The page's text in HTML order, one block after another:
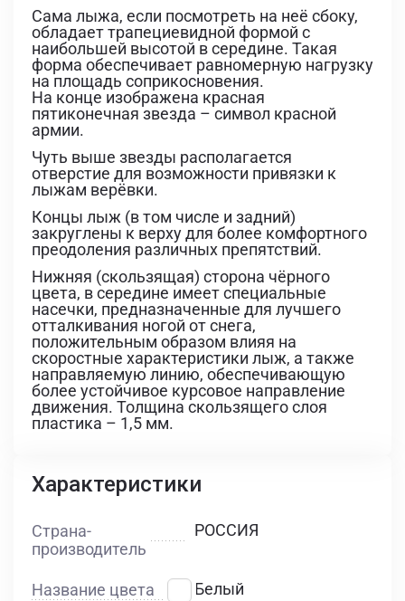
Сама лыжа, если посмотреть на неё сбоку,
обладает трапециевидной формой с
наибольшей высотой в середине. Такая
форма обеспечивает равномерную нагрузку
на площадь соприкосновения.
На конце изображена красная
пятиконечная звезда – символ красной
армии.
Чуть выше звезды располагается
отверстие для возможности привязки к
лыжам верёвки.
Концы лыж (в том числе и задний)
закруглены к верху для более комфортного
преодоления различных препятствий.
Нижняя (скользящая) сторона чёрного
цвета, в середине имеет специальные
насечки, предназначенные для лучшего
отталкивания ногой от снега,
положительным образом влияя на
скоростные характеристики лыж, а также
направляемую линию, обеспечивающую
более устойчивое курсовое направление
движения. Толщина скользящего слоя
пластика – 1,5 мм.
Характеристики
Страна-
производитель
РОССИЯ
Название цвета Белый